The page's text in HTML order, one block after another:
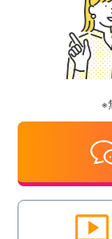
※